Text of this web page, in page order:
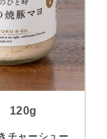
120g
チャーシュー